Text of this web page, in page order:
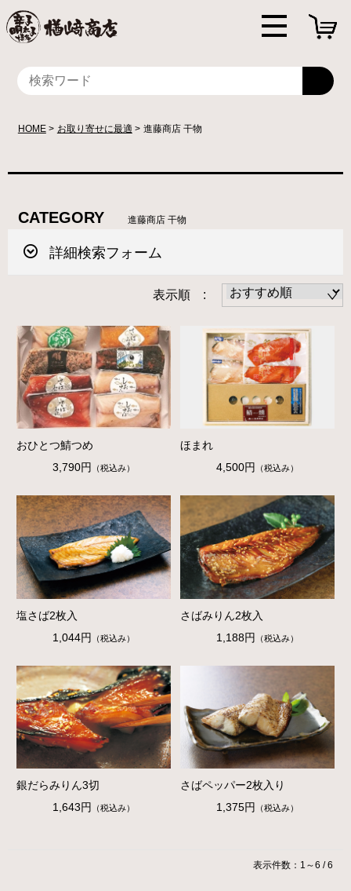
HOME お取り寄せに最適 進藤商店 干物
CATEGORY 進藤商店 干物
詳細検索フォーム
表示順 :
おひとつ鯖つめ
3,790円
（税込み）
ほまれ
4,500円
（税込み）
塩さば2枚入
1,044円
（税込み）
さばみりん2枚入
1,188円
（税込み）
銀だらみりん3切
1,643円
（税込み）
さばペッパー2枚入り
1,375円
（税込み）
表示件数：1～6 / 6